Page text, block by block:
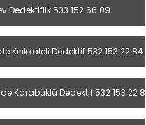
Dedektiflik 533 152 66 09
Kırıkkaleli Dedektif 532 153 22 84
Karabüklü Dedektif 532 153 22 84